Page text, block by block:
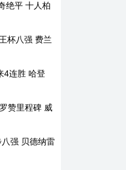
绝平 十人柏
杯八强 费兰
4连胜 哈登
赞里程碑 威
强 贝德纳雷